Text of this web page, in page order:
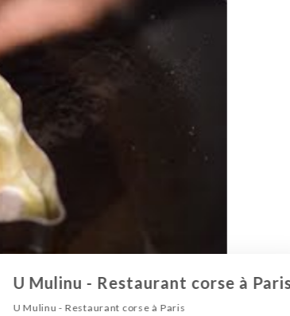
U Mulinu - Restaurant corse à
U Mulinu - Restaurant corse à Paris